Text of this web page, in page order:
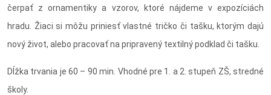
čerpať z ornamentiky a vzorov, ktoré nájdeme v expozíciách
hradu. Žiaci si môžu priniesť vlastné tričko či tašku, ktorým dajú
nový život, alebo pracovať na pripravený textilný podklad či tašku.
Dĺžka trvania je60 – 90 min. Vhodné pre 1. a 2. stupeň ZŠ, stredné
školy.